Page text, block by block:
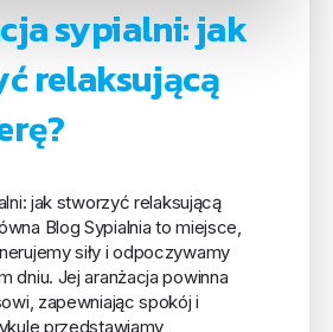
sypialni: jak
relaksującą
jak stworzyć relaksującą
Blog Sypialnia to miejsce,
siły i odpoczywamy
dniu. Jej aranżacja powinna
zapewniając spokój i
przedstawiamy